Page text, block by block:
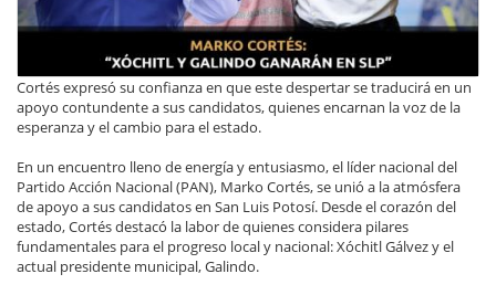
Cortés expresó su confianza en que este despertar se traducirá en un
apoyo contundente a sus candidatos, quienes encarnan la voz de la
esperanza y el cambio para el estado.
En un encuentro lleno de energía y entusiasmo, el líder nacional del
Partido Acción Nacional (PAN), Marko Cortés, se unió a la atmósfera
de apoyo a sus candidatos en San Luis Potosí. Desde el corazón del
estado, Cortés destacó la labor de quienes considera pilares
fundamentales para el progreso local y nacional: Xóchitl Gálvez y el
actual presidente municipal, Galindo.